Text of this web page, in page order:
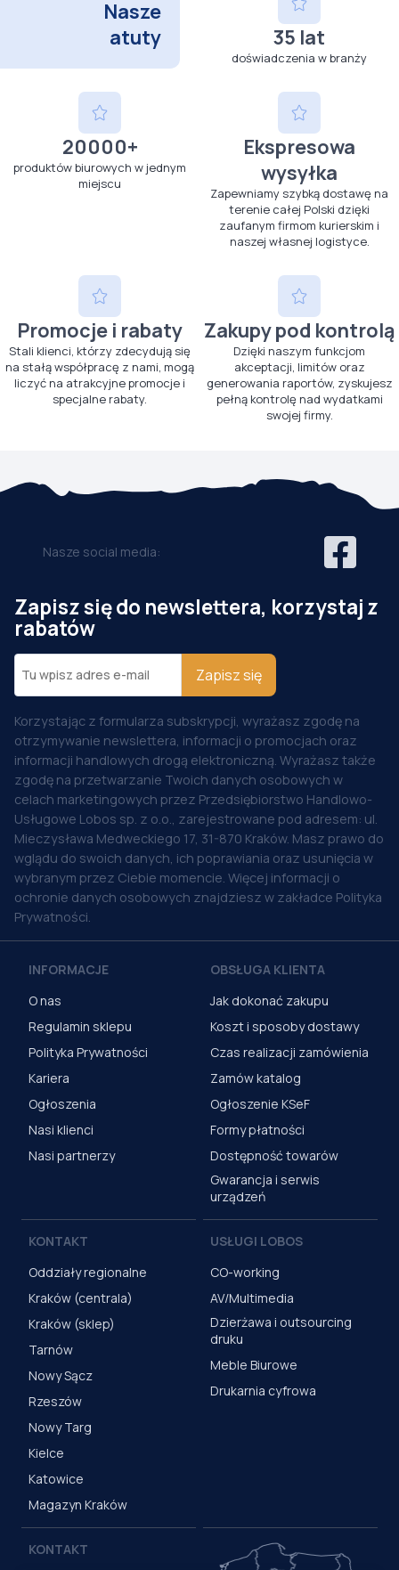
Nasze
atuty
35 lat
doświadczenia w branży
20000+
produktów biurowych w jednym
miejscu
Ekspresowa
wysyłka
Zapewniamy szybką dostawę na
terenie całej Polski dzięki
zaufanym firmom kurierskim i
naszej własnej logistyce.
Promocje i rabaty
Stali klienci, którzy zdecydują się
na stałą współpracę z nami, mogą
liczyć na atrakcyjne promocje i
specjalne rabaty.
Zakupy pod kontrolą
Dzięki naszym funkcjom
akceptacji, limitów oraz
generowania raportów, zyskujesz
pełną kontrolę nad wydatkami
swojej firmy.
Nasze social media:
Zapisz się do newslettera, korzystaj z
rabatów
Zapisz się
Korzystając z formularza subskrypcji, wyrażasz zgodę na
otrzymywanie newslettera, informacji o promocjach oraz
informacji handlowych drogą elektroniczną. Wyrażasz także
zgodę na przetwarzanie Twoich danych osobowych w
celach marketingowych przez Przedsiębiorstwo Handlowo-
Usługowe Lobos sp. z o.o., zarejestrowane pod adresem: ul.
Mieczysława Medweckiego 17, 31-870 Kraków. Masz prawo do
wglądu do swoich danych, ich poprawiania oraz usunięcia w
wybranym przez Ciebie momencie. Więcej informacji o
ochronie danych osobowych znajdziesz w zakładce Polityka
Prywatności.
INFORMACJE
O nas
Regulamin sklepu
Polityka Prywatności
Kariera
Ogłoszenia
Nasi klienci
Nasi partnerzy
OBSŁUGA KLIENTA
Jak dokonać zakupu
Koszt i sposoby dostawy
Czas realizacji zamówienia
Zamów katalog
Ogłoszenie KSeF
Formy płatności
Dostępność towarów
Gwarancja i serwis
urządzeń
KONTAKT
Oddziały regionalne
Kraków (centrala)
Kraków (sklep)
Tarnów
Nowy Sącz
Rzeszów
Nowy Targ
Kielce
Katowice
Magazyn Kraków
USŁUGI LOBOS
CO-working
AV/Multimedia
Dzierżawa i outsourcing
druku
Meble Biurowe
Drukarnia cyfrowa
KONTAKT